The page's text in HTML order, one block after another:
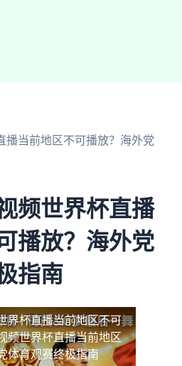
播当前地区不可播放？海外党
频世界杯直播
播放？海外党
指南
界杯直播当前地区不可
频世界杯直播当前地区
体育观赛终极指南